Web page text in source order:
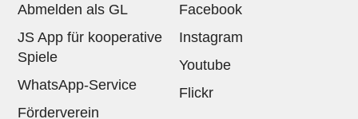
Abmelden als GL
JS App für kooperative
Spiele
WhatsApp-Service
Förderverein
Facebook
Instagram
Youtube
Flickr